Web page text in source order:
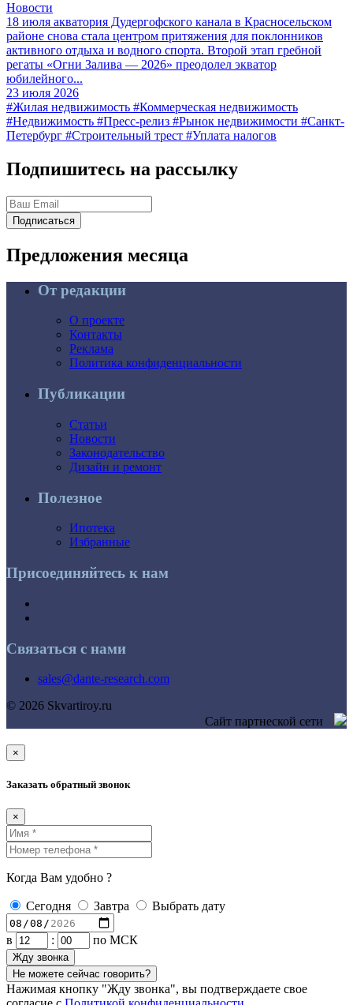
Новости
18 июля акватория Дудергофского канала в Красносельском
районе снова стала центром притяжения для поклонников
активного отдыха и водного спорта. Второй этап гребной
регаты «Огни Залива — 2026» преодолел экватор
юбилейного...
23 июля 2026
#Жилая недвижимость #Коммерческая недвижимость
#Недвижимость #Пресс-релиз #Рынок недвижимости #Санкт-
Петербург #Строительный трест #Уплата налогов
Подпишитесь на рассылку
Подписаться
Предложения месяца
От редакции
О проекте
Контакты
Реклама
Политика конфиденциальности
Публикации
Статьи
Новости
Законодательство
Дизайн и ремонт
Полезное
Ипотека
Избранные
Присоединяйтесь к нам
Связаться с нами
sales@dante-research.com
© 2026 Skvartiroy.ru
Сайт партнеской сети
×
Заказать обратный звонок
×
Когда Вам удобно ?
Сегодня Завтра Выбрать дату
в : по МСК
Жду звонка
Не можете сейчас говорить?
Нажимая кнопку "Жду звонка", вы подтверждаете свое